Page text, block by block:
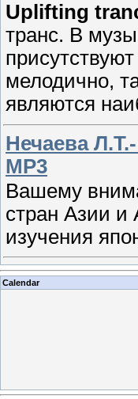
Uplifting
транс. В
мелодично,
являются
Нечаева
MP3
Вашему
стран Азии
изучения
Calendar